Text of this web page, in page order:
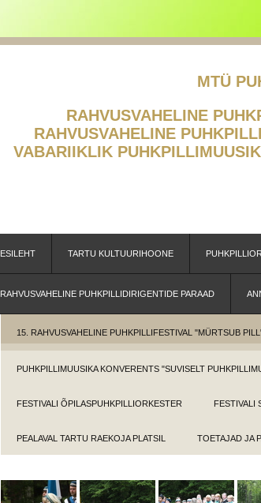
MTÜ
RAHVUSVAHELINE
RAHVUSVAHELINE
VABARIIKLIK
ESILEHT TARTU KULTUURIHOONE
RAHVUSVAHELINE PUHKPILLIDIRIGENTIDE PARAAD
15. RAHVUSVAHELINE PUHKPILLIFESTIVAL "MÜRTSUB
PUHKPILLIMUUSIKA KONVERENTS "SUVISELT
FESTIVALI ÕPILASPUHKPILLIORKESTER FESTIVALI
PEALAVAL TARTU RAEKOJA PLATSIL TOETAJAD JA